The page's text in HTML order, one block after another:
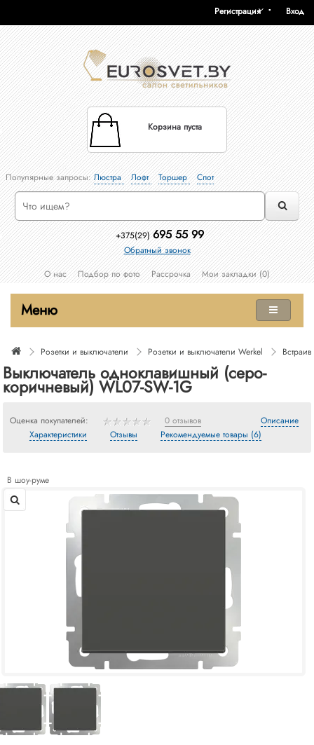
Вход
Регистрация
Корзина пуста
Популярные запросы:Люстра Лофт Торшер Спот
+375(29) 695 55 99
Обратный звонок
О нас
Подбор по фото Рассрочка Мои закладки (0)
Меню
Розетки и выключатели Розетки и выключатели Werkel
Выключатель одноклавишный (серо-
коричневый) WL07-SW-1G
Оценка покупателей: 0 отзывов
Описание
Характеристики
Отзывы Рекомендуемые товары (6)
В шоу-руме